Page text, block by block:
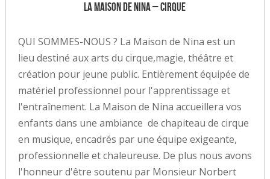
La maison de Nina – Cirque
QUI SOMMES-NOUS ? La Maison de Nina est un
lieu destiné aux arts du cirque,magie, théâtre et
création pour jeune public. Entièrement équipée de
matériel professionnel pour l'apprentissage et
l'entraînement. La Maison de Nina accueillera vos
enfants dans une ambiance de chapiteau de cirque
en musique, encadrés par une équipe exigeante,
professionnelle et chaleureuse. De plus nous avons
l'honneur d'être soutenu par Monsieur Norbert